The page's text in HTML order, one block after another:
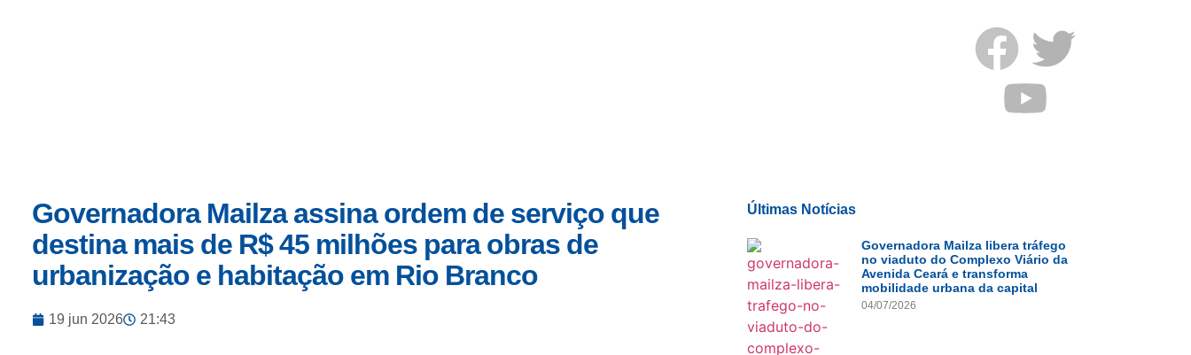
Governadora Mailza assina ordem de serviço que
destina mais de R$ 45 milhões para obras de
urbanização e habitação em Rio Branco
19 jun 2026 21:43
Últimas Notícias
Governadora Mailza libera tráfego
no viaduto do Complexo Viário da
Avenida Ceará e transforma
mobilidade urbana da capital
04/07/2026